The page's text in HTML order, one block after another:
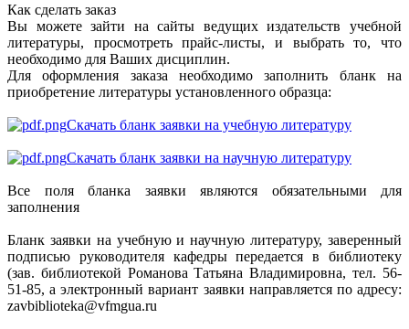
Как сделать заказ
Вы можете зайти на сайты ведущих издательств учебной
литературы, просмотреть прайс-листы, и выбрать то, что
необходимо для Ваших дисциплин.
Для оформления заказа необходимо заполнить бланк на
приобретение литературы установленного образца:
Скачать бланк заявки на учебную литературу
Скачать бланк заявки на научную литературу
Все поля бланка заявки являются обязательными для
заполнения
Бланк заявки на учебную и научную литературу, заверенный
подписью руководителя кафедры передается в библиотеку
(зав. библиотекой Романова Татьяна Владимировна, тел. 56-
51-85, а электронный вариант заявки направляется по адресу:
zavbiblioteka@vfmgua.ru